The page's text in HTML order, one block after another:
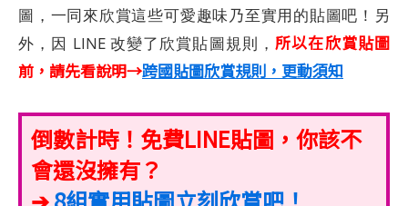
圖，一同來欣賞這些可愛趣味乃至實用的貼圖吧！另
外，因 LINE 改變了欣賞貼圖規則，所以在欣賞貼圖
前，請先看說明→跨國貼圖欣賞規則，更動須知
倒數計時！免費LINE貼圖，你該不
會還沒擁有？